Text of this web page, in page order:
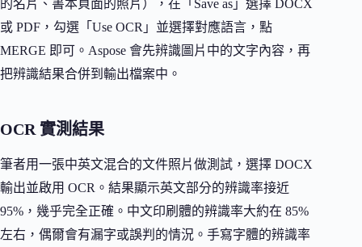
的名片、書本頁面的照片），在「Save as」選擇 DOCX
或 PDF，勾選「Use OCR」並選擇對應語言，點
MERGE 即可。Aspose 會先辨識圖片中的文字內容，再
把辨識結果合併到輸出檔案中。
OCR 實測結果
筆者用一張中英文混合的文件照片做測試，選擇 DOCX
輸出並啟用 OCR。結果顯示英文部分的辨識率接近
95%，幾乎完全正確。中文印刷體的辨識率大約在 85%
左右，偶爾會有漏字或誤判的情況。手寫字體的辨識率